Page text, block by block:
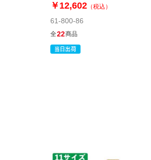
￥12,602 （税込）
61-800-86
全22商品